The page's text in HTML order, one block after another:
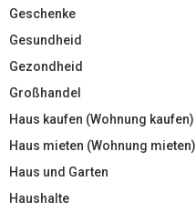
Geschenke
Gesundheid
Gezondheid
Großhandel
Haus kaufen (Wohnung kaufen)
Haus mieten (Wohnung mieten)
Haus und Garten
Haushalte